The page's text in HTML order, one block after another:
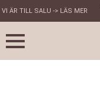
VI ÄR TILL SALU -> LÄS MER